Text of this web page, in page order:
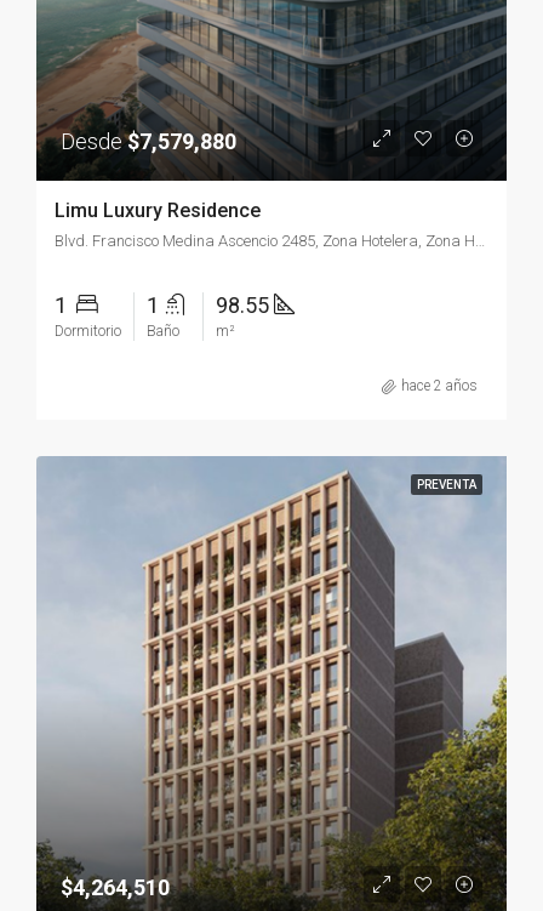
Desde$7,579,880
Limu Luxury Residence
Blvd. Francisco Medina Ascencio 2485, Zona Hotelera, Zona Hotelera Nte., 48333 Puerto Vallarta, Jal.
1
Dormitorio
1
Baño
98.55
m²
hace 2 años
PREVENTA
$4,264,510